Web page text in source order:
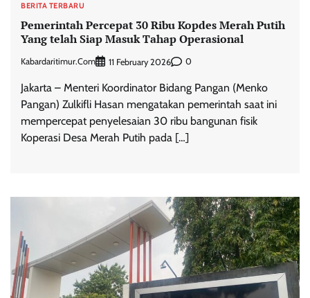
BERITA TERBARU
Pemerintah Percepat 30 Ribu Kopdes Merah Putih
Yang telah Siap Masuk Tahap Operasional
Kabardaritimur.com 11 February 2026 0
Jakarta – Menteri Koordinator Bidang Pangan (Menko
Pangan) Zulkifli Hasan mengatakan pemerintah saat ini
mempercepat penyelesaian 30 ribu bangunan fisik
Koperasi Desa Merah Putih pada […]